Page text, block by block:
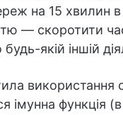
на 15 хвилин
— скоротити
якій іншій
імунна функція